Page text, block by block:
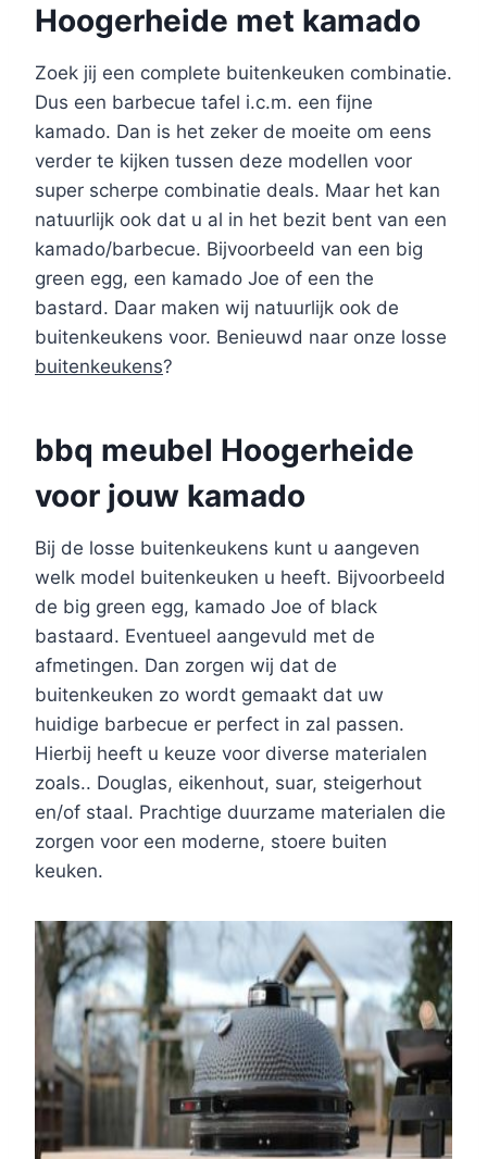
Hoogerheide met kamado
Zoek jij een complete buitenkeuken combinatie.
Dus een barbecue tafel i.c.m. een fijne
kamado. Dan is het zeker de moeite om eens
verder te kijken tussen deze modellen voor
super scherpe combinatie deals. Maar het kan
natuurlijk ook dat u al in het bezit bent van een
kamado/barbecue. Bijvoorbeeld van een big
green egg, een kamado Joe of een the
bastard. Daar maken wij natuurlijk ook de
buitenkeukens voor. Benieuwd naar onze losse
buitenkeukens?
bbq meubel Hoogerheide
voor jouw kamado
Bij de losse buitenkeukens kunt u aangeven
welk model buitenkeuken u heeft. Bijvoorbeeld
de big green egg, kamado Joe of black
bastaard. Eventueel aangevuld met de
afmetingen. Dan zorgen wij dat de
buitenkeuken zo wordt gemaakt dat uw
huidige barbecue er perfect in zal passen.
Hierbij heeft u keuze voor diverse materialen
zoals.. Douglas, eikenhout, suar, steigerhout
en/of staal. Prachtige duurzame materialen die
zorgen voor een moderne, stoere buiten
keuken.